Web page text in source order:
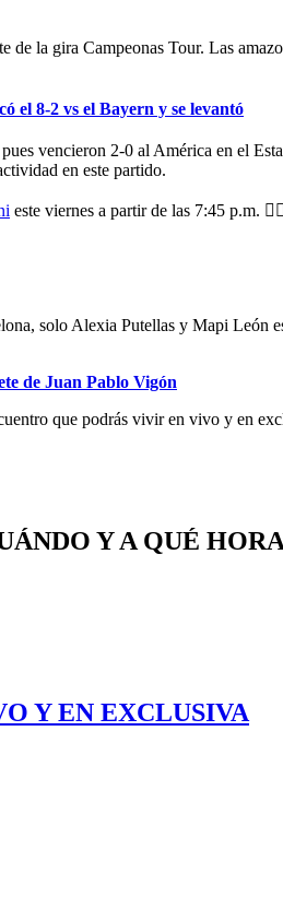
la gira Campeonas Tour. Las
el 8-2 vs el Bayern y se levantó
vencieron 2-0 al América en el
en este partido.
este viernes a partir de las 7:45 p.m.
solo Alexia Putellas y Mapi León
de Juan Pablo Vigón
que podrás vivir en vivo y en
Y A QUÉ
Y EN EXCLUSIVA